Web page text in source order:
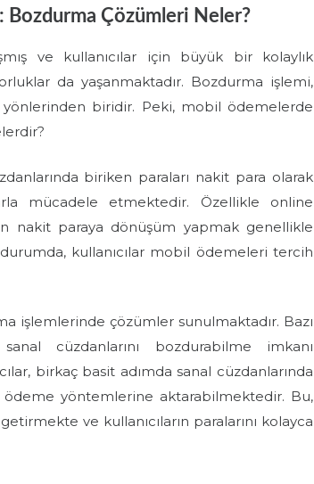
Bozdurma Çözümleri Neler?
ve kullanıcılar için büyük bir kolaylık
da yaşanmaktadır. Bozdurma işlemi,
biridir. Peki, mobil ödemelerde
biriken paraları nakit para olarak
mücadele etmektedir. Özellikle online
nakit paraya dönüşüm yapmak genellikle
kullanıcılar mobil ödemeleri tercih
işlemlerinde çözümler sunulmaktadır. Bazı
cüzdanlarını bozdurabilme imkanı
birkaç basit adımda sanal cüzdanlarında
ödeme yöntemlerine aktarabilmektedir. Bu,
ve kullanıcıların paralarını kolayca